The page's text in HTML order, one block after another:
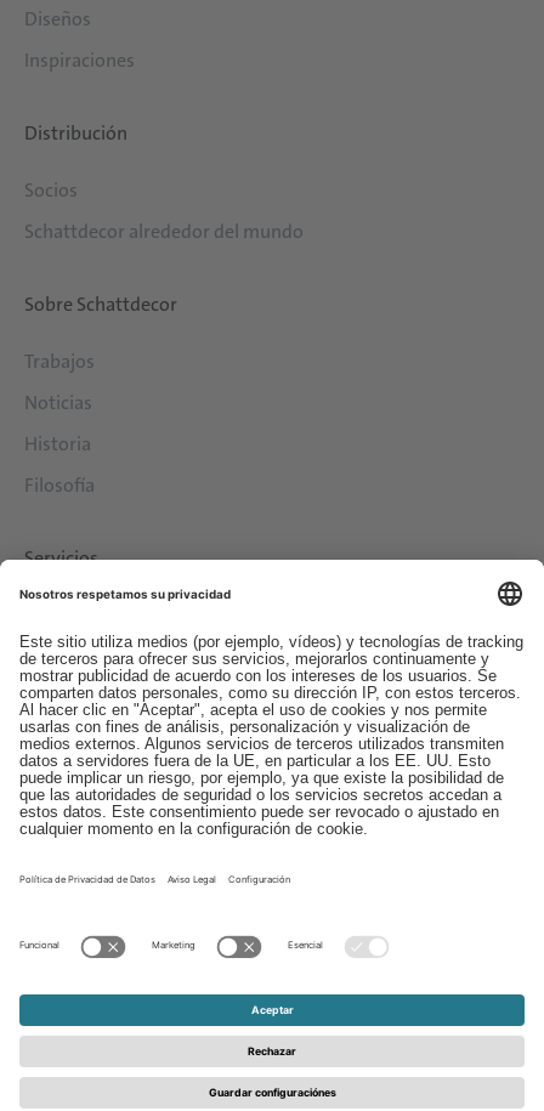
Diseños
Inspiraciones
Distribución
Socios
Schattdecor alrededor del mundo
Sobre Schattdecor
Trabajos
Noticias
Historia
Filosofía
Servicios
Contacto
EDI
Aviso legal
Canal de Denuncias
Condiciones generales